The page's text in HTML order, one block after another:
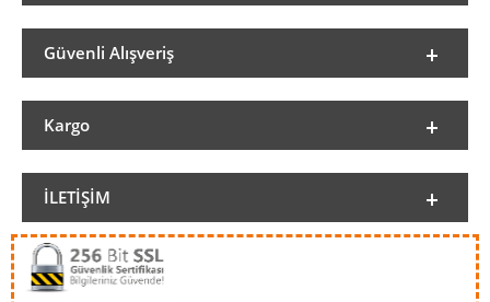
Güvenli Alışveriş
Kargo
İLETIŞIM